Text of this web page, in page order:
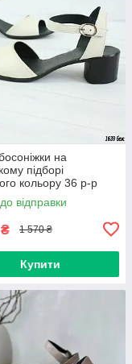
на
підборі
кольору 36 р-р
відправки
₴ 1 570 ₴
Купити